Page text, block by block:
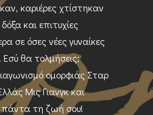
καριέρες χτίστηκαν
και επιτυχίες
σε όσες νέες γυναίκες
θα τολμήσεις;
ομορφιάς Σταρ
Μις Γιανγκ και
πάντα τη ζωή σου!